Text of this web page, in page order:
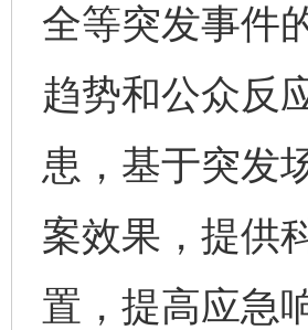
全等突发事件
趋势和公众反
患，基于突发
案效果，提供
置，提高应急